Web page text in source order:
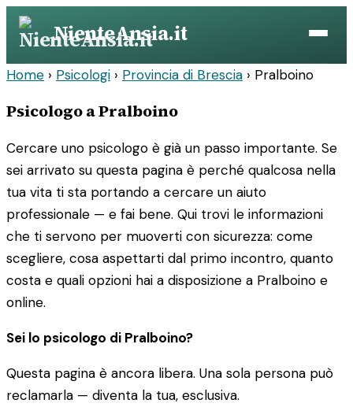
Vai
contenuto
NienteAnsia.it
Home › Psicologi › Provincia di Brescia › Pralboino
Psicologo a Pralboino
Cercare uno psicologo è già un passo importante. Se
sei arrivato su questa pagina è perché qualcosa nella
tua vita ti sta portando a cercare un aiuto
professionale — e fai bene. Qui trovi le informazioni
che ti servono per muoverti con sicurezza: come
scegliere, cosa aspettarti dal primo incontro, quanto
costa e quali opzioni hai a disposizione a Pralboino e
online.
Sei lo psicologo di Pralboino?
Questa pagina è ancora libera. Una sola persona può
reclamarla — diventa la tua, esclusiva.